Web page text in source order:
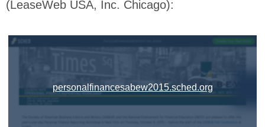
(LeaseWeb USA, Inc. Chicago):
personalfinancesabew2015.sched.org